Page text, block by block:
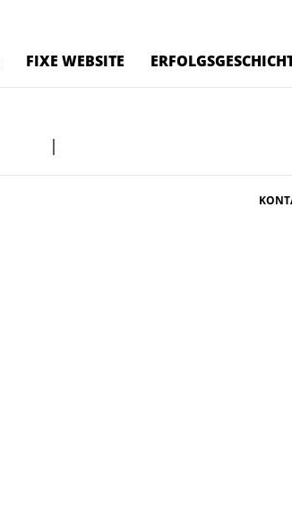
FIXE WEBSITE
|